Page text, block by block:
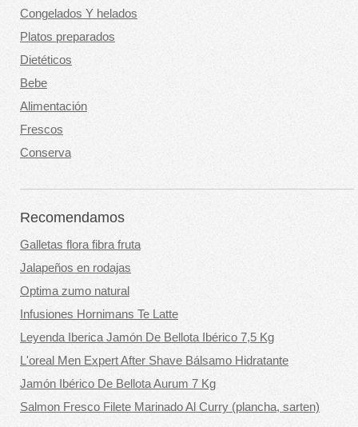
Congelados Y helados
Platos preparados
Dietéticos
Bebe
Alimentación
Frescos
Conserva
Recomendamos
Galletas flora fibra fruta
Jalapeños en rodajas
Optima zumo natural
Infusiones Hornimans Te Latte
Leyenda Iberica Jamón De Bellota Ibérico 7,5 Kg
L'oreal Men Expert After Shave Bálsamo Hidratante
Jamón Ibérico De Bellota Aurum 7 Kg
Salmon Fresco Filete Marinado Al Curry (plancha, sarten)